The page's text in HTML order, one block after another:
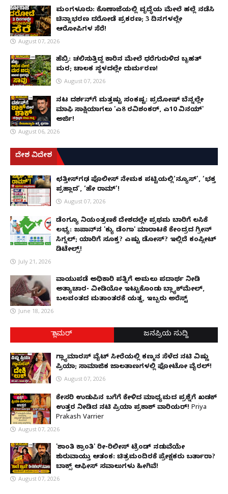
ಮಂಗಳೂರು: ಕೊಣಾಜೆಯಲ್ಲಿ ವೃದ್ಧೆಯ ಮೇಲೆ ಹಲ್ಲೆ ನಡೆಸಿ
ಚಿನ್ನಾಭರಣ ದರೋಡೆ ಪ್ರಕರಣ; 3 ದಿನಗಳಲ್ಲೇ
ಆರೋಪಿಗಳ ಸೆರೆ!
August 07, 2026
ಹೆಬ್ರಿ: ಚಲಿಸುತ್ತಿದ್ದ ಕಾರಿನ ಮೇಲೆ ಧರೆಗುರುಳಿದ ಬೃಹತ್
ಮರ; ಚಾಲಕ ಸ್ಥಳದಲ್ಲೇ ದುರ್ಮರಣ!
August 07, 2026
ನಟ ದರ್ಶನ್‌ಗೆ ಮತ್ತಷ್ಟು ಸಂಕಷ್ಟ: ಪ್ರದೋಷ್ ಬೆನ್ನಲ್ಲೇ
ಮಾಫಿ ಸಾಕ್ಷಿಯಾಗಲು 'ಎ8 ರವಿಶಂಕರ್, ಎ10 ವಿನಯ್'
ಅರ್ಜಿ!
August 06, 2026
ದೇಶ ವಿದೇಶ
ಛತ್ತೀಸ್‌ಗಢ ಪೊಲೀಸ್ ನೇಮಕ ಪಟ್ಟಿಯಲ್ಲಿ‘ನ್ಯೂಸ್’, ‘ಭಕ್ತ
ಪ್ರಹ್ಲಾದ’, ‘ಹೇ ರಾಮ್’!
August 07, 2026
ಡೆಂಗ್ಯೂ ನಿಯಂತ್ರಣಕ್ಕೆ ದೇಶದಲ್ಲೇ ಪ್ರಥಮ ಬಾರಿಗೆ ಲಸಿಕೆ
ಲಭ್ಯ: ಜಪಾನ್‌ನ 'ಕ್ಯು ಡೆಂಗಾ' ಮಾರಾಟಕ್ಕೆ ಕೇಂದ್ರದ ಗ್ರೀನ್
ಸಿಗ್ನಲ್; ಯಾರಿಗೆ ಸೂಕ್ತ? ಎಷ್ಟು ಡೋಸ್? ಇಲ್ಲಿದೆ ಕಂಪ್ಲೀಟ್
ಡಿಟೇಲ್ಸ್!
July 21, 2026
ವಾಯುಪಡೆ ಅಧಿಕಾರಿ ಪತ್ನಿಗೆ ಅಮಲು ಪದಾರ್ಥ ನೀಡಿ
ಅತ್ಯಾಚಾರ- ವೀಡಿಯೋ ಇಟ್ಟುಕೊಂಡು ಬ್ಲ್ಯಾಕ್‌ಮೇಲ್,
ಬಲವಂತದ ಮತಾಂತರಕ್ಕೆ ಯತ್ನ, ಇಬ್ಬರು ಅರೆಸ್ಟ್
June 18, 2026
ಗ್ಲಾಮರ್ ಜನಪ್ರಿಯ ಸುದ್ದಿ
ಗ್ಲ್ಯಾಮಾರಸ್ ವೈಟ್‌ ಸೀರೆಯಲ್ಲಿ ಕಣ್ಮನ ಸೆಳೆದ ನಟಿ ವಿಷ್ಣು
ಪ್ರಿಯಾ; ಸಾಮಾಜಿಕ ಜಾಲತಾಣಗಳಲ್ಲಿ ಫೋಟೋ ವೈರಲ್!
August 07, 2026
ಕೇಸರಿ ಉಡುಪಿನ ಬಗೆಗೆ ಕೇಳಿದ ಮಾಧ್ಯಮದ ಪ್ರಶ್ನೆಗೆ ಖಡಕ್
ಉತ್ತರ ನೀಡಿದ ನಟಿ ಪ್ರಿಯಾ ಪ್ರಕಾಶ್ ವಾರಿಯರ್! Priya
Prakash Varrier
August 07, 2026
'ಶಾಂತಿ ಕ್ರಾಂತಿ' ರೀ-ರಿಲೀಸ್ ಟ್ರೆಂಡ್ ನಡುವೆಯೇ
ಶುರುವಾಯ್ತು ಆತಂಕ: ಚಿತ್ರಮಂದಿರಕ್ಕೆ ಪ್ರೇಕ್ಷಕರು ಬರ್ತಾರಾ?
ಬಾಕ್ಸ್ ಆಫೀಸ್ ಸವಾಲುಗಳು ಹೀಗಿವೆ!
August 07, 2026